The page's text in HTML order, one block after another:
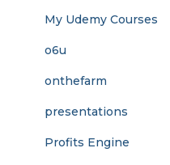
My Udemy Courses
o6u
onthefarm
presentations
Profits Engine